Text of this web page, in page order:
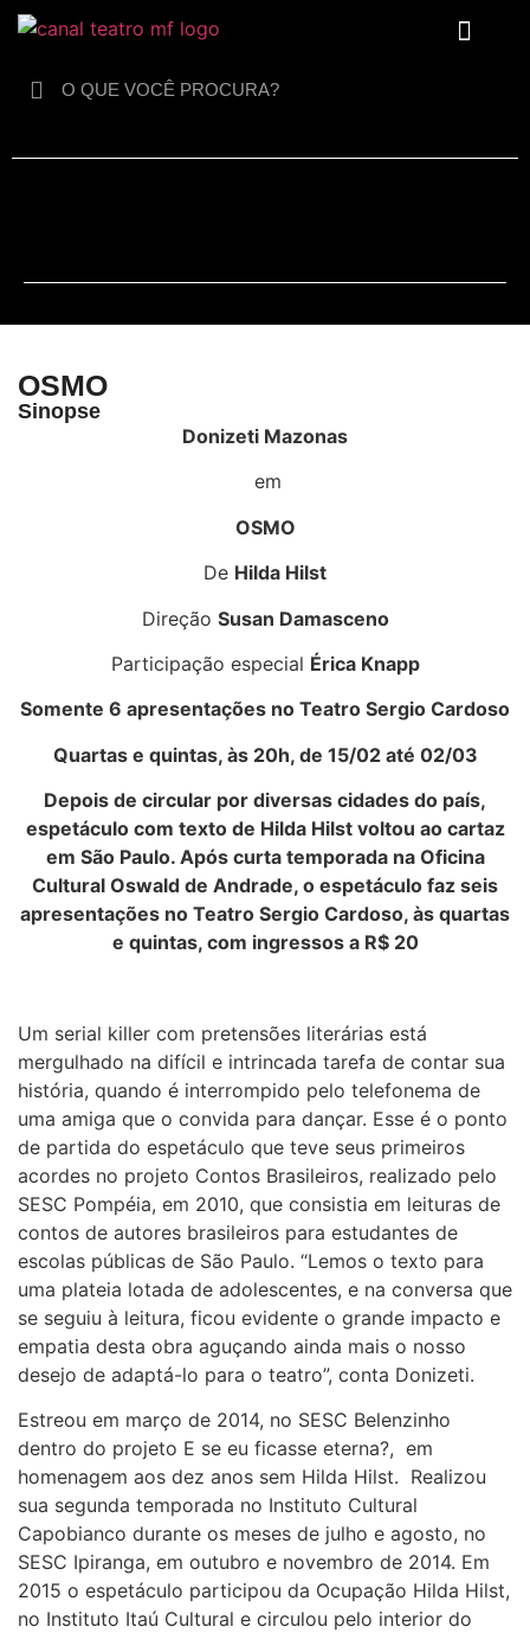
OSMO
Sinopse
Donizeti Mazonas
em
OSMO
De Hilda Hilst
Direção Susan Damasceno
Participação especial Érica Knapp
Somente 6 apresentações no Teatro Sergio Cardoso
Quartas e quintas, às 20h, de 15/02 até 02/03
Depois de circular por diversas cidades do país,
espetáculo com texto de Hilda Hilst voltou ao cartaz
em São Paulo. Após curta temporada na Oficina
Cultural Oswald de Andrade, o espetáculo faz seis
apresentações no Teatro Sergio Cardoso, às quartas
e quintas, com ingressos a R$ 20
Um serial killer com pretensões literárias está
mergulhado na difícil e intrincada tarefa de contar sua
história, quando é interrompido pelo telefonema de
uma amiga que o convida para dançar. Esse é o ponto
de partida do espetáculo que teve seus primeiros
acordes no projeto Contos Brasileiros, realizado pelo
SESC Pompéia, em 2010, que consistia em leituras de
contos de autores brasileiros para estudantes de
escolas públicas de São Paulo. “Lemos o texto para
uma plateia lotada de adolescentes, e na conversa que
se seguiu à leitura, ficou evidente o grande impacto e
empatia desta obra aguçando ainda mais o nosso
desejo de adaptá-lo para o teatro”, conta Donizeti.
Estreou em março de 2014, no SESC Belenzinho
dentro do projeto E se eu ficasse eterna?, em
homenagem aos dez anos sem Hilda Hilst. Realizou
sua segunda temporada no Instituto Cultural
Capobianco durante os meses de julho e agosto, no
SESC Ipiranga, em outubro e novembro de 2014. Em
2015 o espetáculo participou da Ocupação Hilda Hilst,
no Instituto Itaú Cultural e circulou pelo interior do